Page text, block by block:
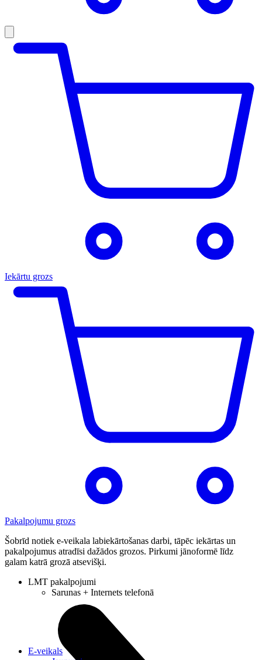
Iekārtu grozs
Pakalpojumu grozs
Šobrīd notiek e-veikala labiekārtošanas darbi, tāpēc iekārtas un
pakalpojumus atradīsi dažādos grozos. Pirkumi jānoformē līdz
galam katrā grozā atsevišķi.
LMT pakalpojumi
Sarunas + Internets telefonā
E-veikals